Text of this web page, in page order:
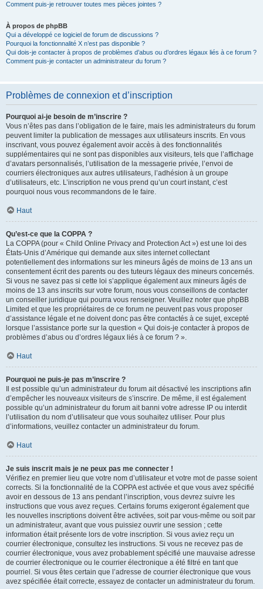
Comment puis-je retrouver toutes mes pièces jointes ?
À propos de phpBB
Qui a développé ce logiciel de forum de discussions ?
Pourquoi la fonctionnalité X n’est pas disponible ?
Qui dois-je contacter à propos de problèmes d’abus ou d’ordres légaux liés à ce forum ?
Comment puis-je contacter un administrateur du forum ?
Problèmes de connexion et d’inscription
Pourquoi ai-je besoin de m’inscrire ?
Vous n’êtes pas dans l’obligation de le faire, mais les administrateurs du forum
peuvent limiter la publication de messages aux utilisateurs inscrits. En vous
inscrivant, vous pouvez également avoir accès à des fonctionnalités
supplémentaires qui ne sont pas disponibles aux visiteurs, tels que l’affichage
d’avatars personnalisés, l’utilisation de la messagerie privée, l’envoi de
courriers électroniques aux autres utilisateurs, l’adhésion à un groupe
d’utilisateurs, etc. L’inscription ne vous prend qu’un court instant, c’est
pourquoi nous vous recommandons de le faire.
Haut
Qu’est-ce que la COPPA ?
La COPPA (pour « Child Online Privacy and Protection Act ») est une loi des
États-Unis d’Amérique qui demande aux sites internet collectant
potentiellement des informations sur les mineurs âgés de moins de 13 ans un
consentement écrit des parents ou des tuteurs légaux des mineurs concernés.
Si vous ne savez pas si cette loi s’applique également aux mineurs âgés de
moins de 13 ans inscrits sur votre forum, nous vous conseillons de contacter
un conseiller juridique qui pourra vous renseigner. Veuillez noter que phpBB
Limited et que les propriétaires de ce forum ne peuvent pas vous proposer
d’assistance légale et ne doivent donc pas être contactés à ce sujet, excepté
lorsque l’assistance porte sur la question « Qui dois-je contacter à propos de
problèmes d’abus ou d’ordres légaux liés à ce forum ? ».
Haut
Pourquoi ne puis-je pas m’inscrire ?
Il est possible qu’un administrateur du forum ait désactivé les inscriptions afin
d’empêcher les nouveaux visiteurs de s’inscrire. De même, il est également
possible qu’un administrateur du forum ait banni votre adresse IP ou interdit
l’utilisation du nom d’utilisateur que vous souhaitez utiliser. Pour plus
d’informations, veuillez contacter un administrateur du forum.
Haut
Je suis inscrit mais je ne peux pas me connecter !
Vérifiez en premier lieu que votre nom d’utilisateur et votre mot de passe soient
corrects. Si la fonctionnalité de la COPPA est activée et que vous avez spécifié
avoir en dessous de 13 ans pendant l’inscription, vous devrez suivre les
instructions que vous avez reçues. Certains forums exigeront également que
les nouvelles inscriptions doivent être activées, soit par vous-même ou soit par
un administrateur, avant que vous puissiez ouvrir une session ; cette
information était présente lors de votre inscription. Si vous aviez reçu un
courrier électronique, consultez les instructions. Si vous ne recevez pas de
courrier électronique, vous avez probablement spécifié une mauvaise adresse
de courrier électronique ou le courrier électronique a été filtré en tant que
pourriel. Si vous êtes certain que l’adresse de courrier électronique que vous
avez spécifiée était correcte, essayez de contacter un administrateur du forum.